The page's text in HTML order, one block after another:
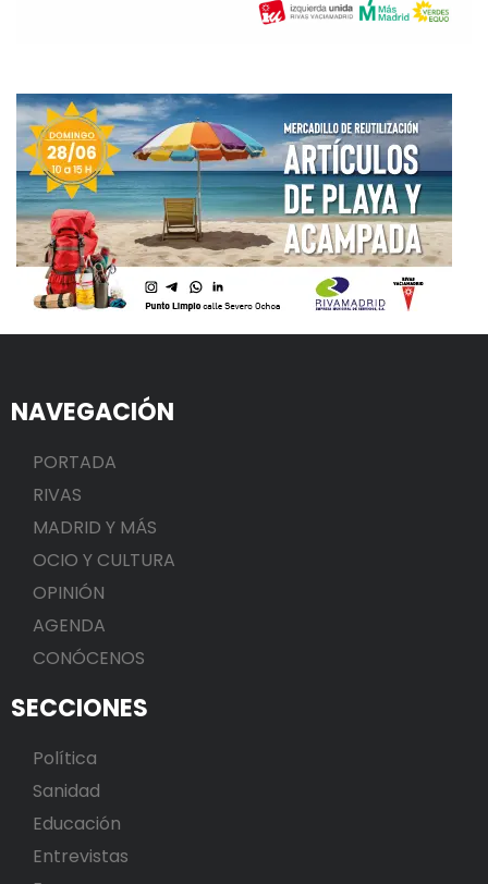
NAVEGACIÓN
PORTADA
RIVAS
MADRID Y MÁS
OCIO Y CULTURA
OPINIÓN
AGENDA
CONÓCENOS
SECCIONES
Política
Sanidad
Educación
Entrevistas